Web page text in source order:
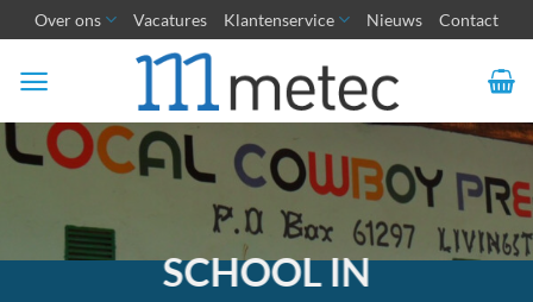
naar
inhoud
Over ons Vacatures Klantenservice Nieuws Contact
SCHOOL IN